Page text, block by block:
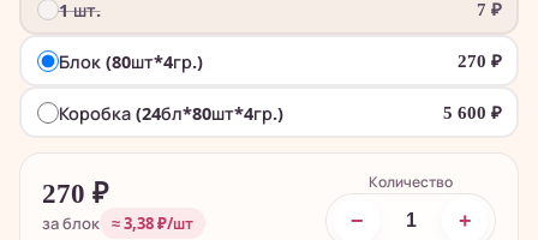
1 шт. 7 ₽
Блок (80шт*4гр.) 270 ₽
Коробка (24бл*80шт*4гр.) 5 600 ₽
270 ₽
за блок ≈ 3,38 ₽/шт
Количество
− +